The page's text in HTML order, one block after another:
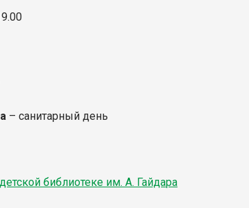
– санитарный день
библиотеке им. А. Гайдара